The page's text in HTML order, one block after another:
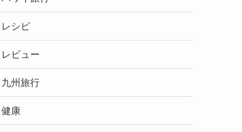
レシピ
レビュー
九州旅行
健康